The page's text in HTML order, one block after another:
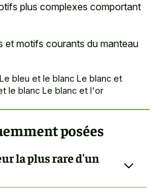
plus complexes comportant
et motifs courants du manteau
bleu et le blanc Le blanc et
le blanc Le blanc et l'or
posées
la plus rare d'un